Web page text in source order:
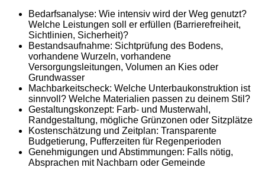
Bedarfsanalyse: Wie intensiv wird der Weg genutzt?
Welche Leistungen soll er erfüllen (Barrierefreiheit,
Sichtlinien, Sicherheit)?
Bestandsaufnahme: Sichtprüfung des Bodens,
vorhandene Wurzeln, vorhandene
Versorgungsleitungen, Volumen an Kies oder
Grundwasser
Machbarkeitscheck: Welche Unterbaukonstruktion ist
sinnvoll? Welche Materialien passen zu deinem Stil?
Gestaltungskonzept: Farb- und Musterwahl,
Randgestaltung, mögliche Grünzonen oder Sitzplätze
Kostenschätzung und Zeitplan: Transparente
Budgetierung, Pufferzeiten für Regenperioden
Genehmigungen und Abstimmungen: Falls nötig,
Absprachen mit Nachbarn oder Gemeinde